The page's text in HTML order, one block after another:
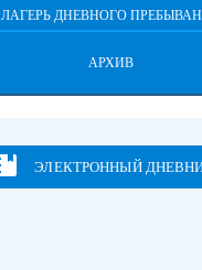
ЛАГЕРЬ ДНЕВНОГО
АРХИВ
ЭЛЕКТРОННЫЙ